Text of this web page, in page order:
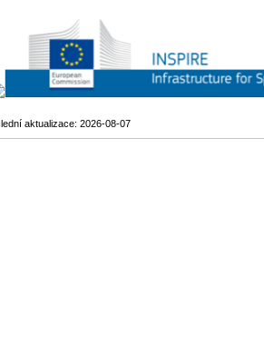
aktualizace: 2026-08-07